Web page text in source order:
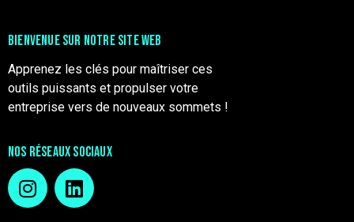
BIENVENUE SUR NOTRE SITE WEB
Apprenez les clés pour maîtriser ces
outils puissants et propulser votre
entreprise vers de nouveaux sommets !
NOS RÉSEAUX SOCIAUX